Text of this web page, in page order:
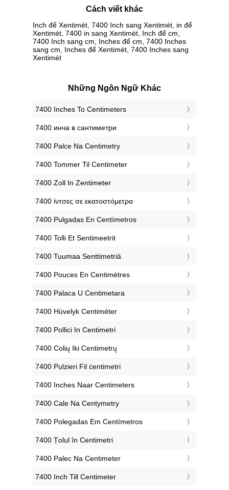
Cách viết khác
Inch để Xentimét, 7400 Inch sang Xentimét, in để
Xentimét, 7400 in sang Xentimét, Inch để cm,
7400 Inch sang cm, Inches để cm, 7400 Inches
sang cm, Inches để Xentimét, 7400 Inches sang
Xentimét
Những Ngôn Ngữ Khác
‎7400 Inches To Centimeters
‎7400 инча в сантиметри
‎7400 Palce Na Centimetry
‎7400 Tommer Til Centimeter
‎7400 Zoll In Zentimeter
‎7400 ίντσες σε εκατοστόμετρα
‎7400 Pulgadas En Centímetros
‎7400 Tolli Et Sentimeetrit
‎7400 Tuumaa Senttimetriä
‎7400 Pouces En Centimètres
‎7400 Palaca U Centimetara
‎7400 Hüvelyk Centiméter
‎7400 Pollici In Centimetri
‎7400 Colių Iki Centimetrų
‎7400 Pulzieri Fil ċentimetri
‎7400 Inches Naar Centimeters
‎7400 Cale Na Centymetry
‎7400 Polegadas Em Centímetros
‎7400 Țolul în Centimetri
‎7400 Palec Na Centimeter
‎7400 Inch Till Centimeter